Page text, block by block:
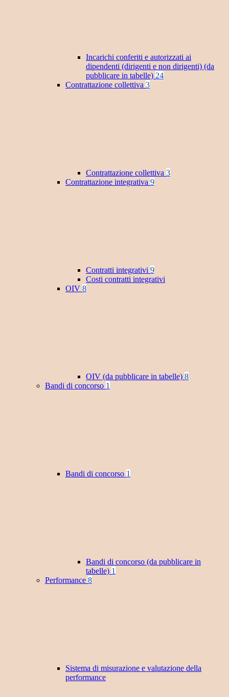
Incarichi conferiti e autorizzati ai
dipendenti (dirigenti e non dirigenti) (da
pubblicare in tabelle) 24
Contrattazione collettiva 3
Contrattazione collettiva 3
Contrattazione integrativa 9
Contratti integrativi 9
Costi contratti integrativi
OIV 8
OIV (da pubblicare in tabelle) 8
Bandi di concorso 1
Bandi di concorso 1
Bandi di concorso (da pubblicare in
tabelle) 1
Performance 8
Sistema di misurazione e valutazione della
performance